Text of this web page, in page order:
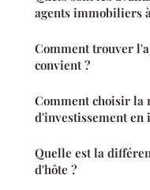
agents immobiliers
Comment trouver
convient ?
Comment choisir la
d'investissement
Quelle est la
d'hôte ?